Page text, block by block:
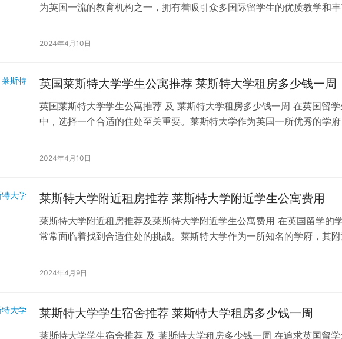
为英国一流的教育机构之一，拥有着吸引众多国际留学生的优质教学和丰
2024年4月10日
英国莱斯特大学学生公寓推荐 莱斯特大学租房多少钱一周
英国莱斯特大学学生公寓推荐 及 莱斯特大学租房多少钱一周 在英国留
中，选择一个合适的住处至关重要。莱斯特大学作为英国一所优秀的学府
2024年4月10日
莱斯特大学附近租房推荐 莱斯特大学附近学生公寓费用
莱斯特大学附近租房推荐及莱斯特大学附近学生公寓费用 在英国留学的
常常面临着找到合适住处的挑战。莱斯特大学作为一所知名的学府，其附
2024年4月9日
莱斯特大学学生宿舍推荐 莱斯特大学租房多少钱一周
莱斯特大学学生宿舍推荐 及 莱斯特大学租房多少钱一周 在追求英国留学